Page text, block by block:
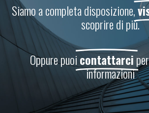
Siamo a completa disposizione,
scoprire di più.
Oppure puoicontattarci
informazioni